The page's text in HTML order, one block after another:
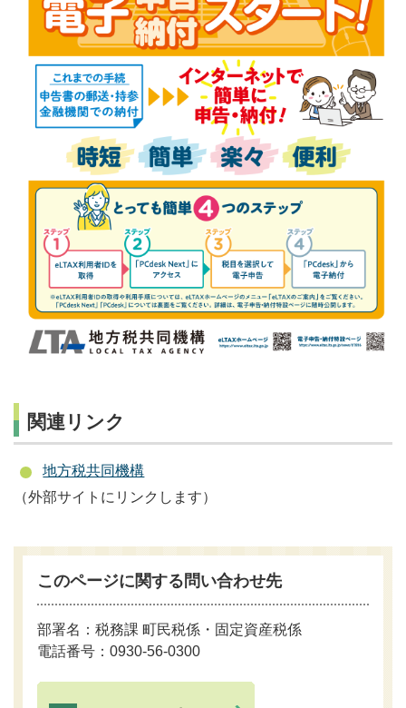
関連リンク
地方税共同機構
（外部サイトにリンクします）
このページに関する問い合わせ先
部署名：税務課 町民税係・固定資産税係
電話番号：0930-56-0300